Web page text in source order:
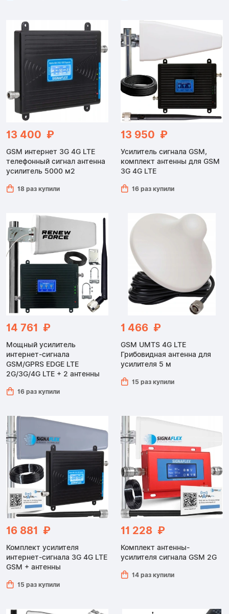
13 400 ₽
GSM интернет 3G 4G LTE
телефонный сигнал антенна
усилитель 5000 м2
18 раз купили
13 950 ₽
Усилитель сигнала GSM,
комплект антенны для GSM
3G 4G LTE
16 раз купили
14 761 ₽
Мощный усилитель
интернет-сигнала
GSM/GPRS EDGE LTE
2G/3G/4G LTE + 2 антенны
16 раз купили
1 466 ₽
GSM UMTS 4G LTE
Грибовидная антенна для
усилителя 5 м
15 раз купили
16 881 ₽
Комплект усилителя
интернет-сигнала 3G 4G LTE
GSM + антенны
15 раз купили
11 228 ₽
Комплект антенны-
усилителя сигнала GSM 2G
14 раз купили